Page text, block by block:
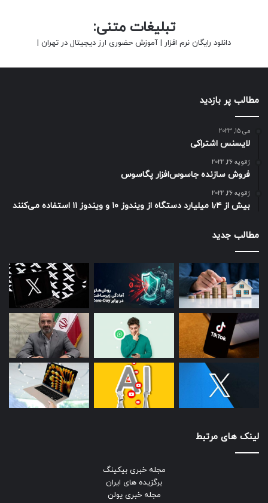
تبلیغات متنی:
دانلود رایگان نرم افزار | آموزش حضوری ارز دیجیتال در تهران |
مطالب پر بازدید
می 15, 2023
لایسنس اشتراکی
ژانویه 26, 2022
فروش سازنده جاسوس‌افزار پگاسوس
ژانویه 26, 2022
بیش از ۱٫۴ میلیارد دستگاه از ویندوز ۱۰ و ویندوز ۱۱ استفاده می‌کنند
مطالب جدید
لینک های مرتبط
مجله خبری بیکینگ
برگزیده های ایران
مجله خبری یولن